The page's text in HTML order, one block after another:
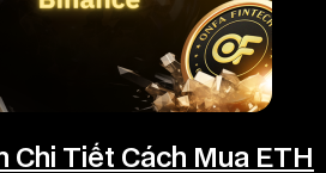
Chi Tiết Cách Mua ETH